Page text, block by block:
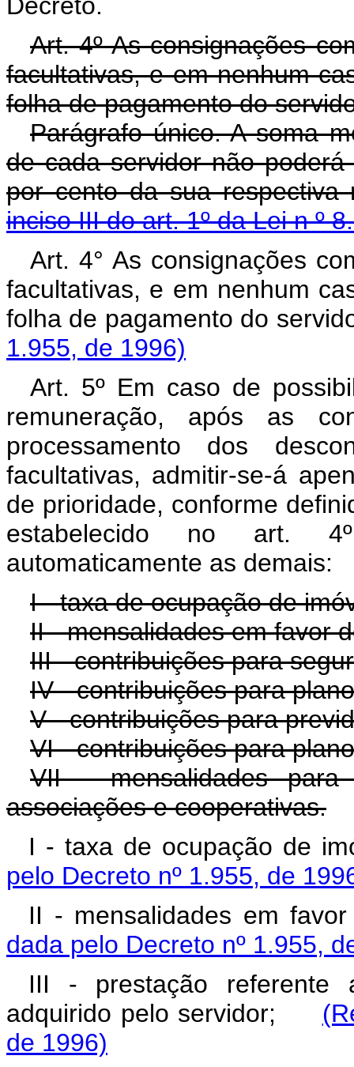
Art. 4º As consignações
facultativas, e em nenhum
folha de pagamento do
Parágrafo único. A soma
de cada servidor não
por cento da sua respectiva
inciso III do art. 1º da Lei n º
Art. 4° As consignações
facultativas, e em nenhum
folha de pagamento do
1.955, de 1996)
Art. 5º Em caso de
remuneração, após as
processamento dos
facultativas, admitir-se-á
de prioridade, conforme
estabelecido no art.
automaticamente as demais:
I - taxa de ocupação de
II - mensalidades em favor
III - contribuições para
IV - contribuições para
V - contribuições para
VI - contribuições para
VII - mensalidades
associações e cooperativas.
I - taxa de ocupação de
pelo Decreto nº 1.955, de
II - mensalidades em
dada pelo Decreto nº 1.955,
III - prestação referente
adquirido pelo servidor;
de 1996)